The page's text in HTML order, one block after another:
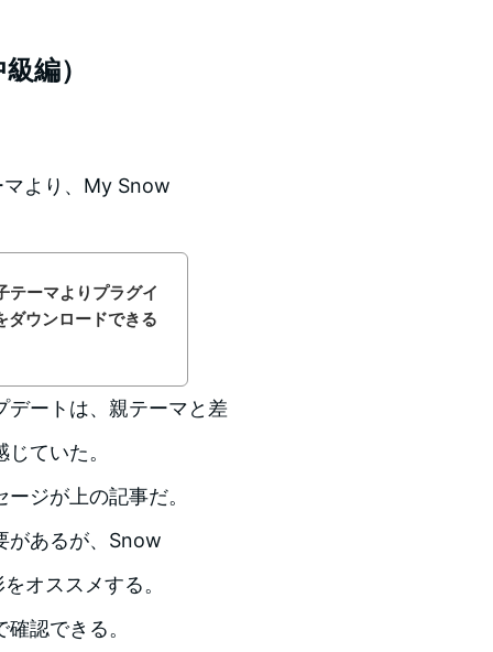
編）
より、My Snow
ーマよりプラグイ
ダウンロードできる
デートは、親テーマと差
ていた。
ジが上の記事だ。
があるが、Snow
オススメする。
認できる。